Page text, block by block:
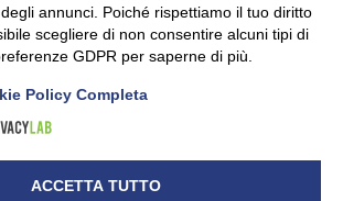
soc. euro 100.000,00 i.v.
privacy (per i clienti)
annunci. Poiché rispettiamo il tuo diritto
scegliere di non consentire alcuni tipi di
GDPR per saperne di più.
Policy Completa
ACCETTA TUTTO